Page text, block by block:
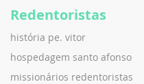
Redentoristas
história pe. vitor
hospedagem santo afonso
missionários redentoristas